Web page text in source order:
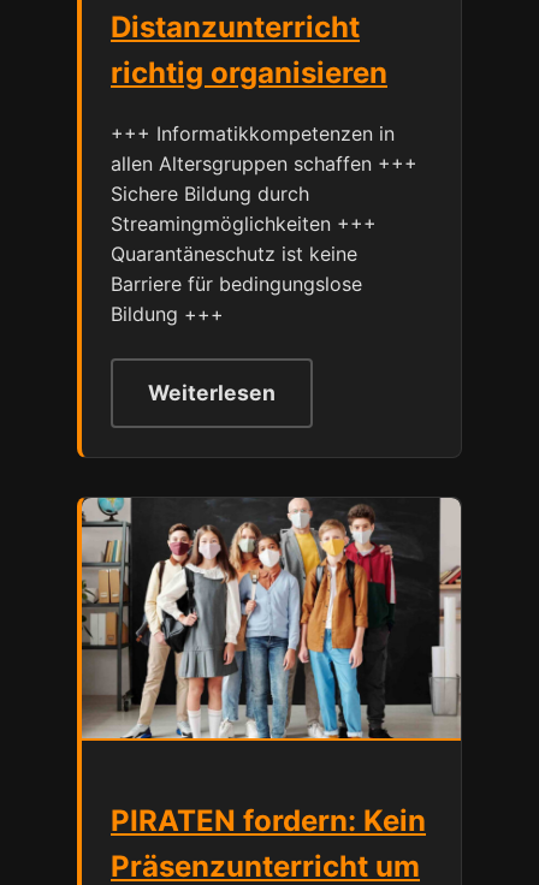
Distanzunterricht
richtig organisieren
+++ Informatikkompetenzen in
allen Altersgruppen schaffen +++
Sichere Bildung durch
Streamingmöglichkeiten +++
Quarantäneschutz ist keine
Barriere für bedingungslose
Bildung +++
Weiterlesen
PIRATEN fordern: Kein
Präsenzunterricht um